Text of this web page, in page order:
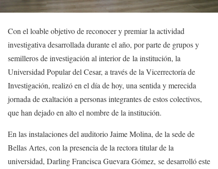
Con el loable objetivo de reconocer y premiar la actividad
investigativa desarrollada durante el año, por parte de grupos y
semilleros de investigación al interior de la institución, la
Universidad Popular del Cesar, a través de la Vicerrectoría de
Investigación, realizó en el día de hoy, una sentida y merecida
jornada de exaltación a personas integrantes de estos colectivos,
que han dejado en alto el nombre de la institución.
En las instalaciones del auditorio Jaime Molina, de la sede de
Bellas Artes, con la presencia de la rectora titular de la
universidad, Darling Francisca Guevara Gómez, se desarrolló este